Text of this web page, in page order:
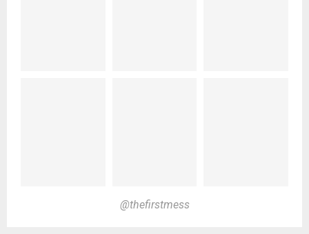
@thefirstmess